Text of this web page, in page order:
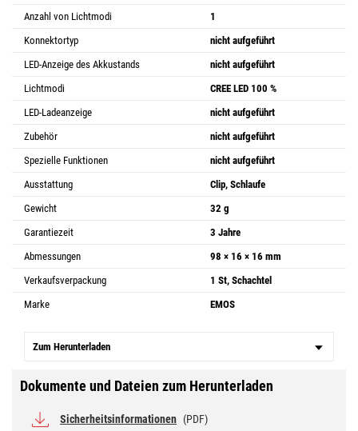
Anzahl von Lichtmodi
1
Konnektortyp
nicht aufgeführt
LED-Anzeige des Akkustands
nicht aufgeführt
Lichtmodi
CREE LED 100 %
LED-Ladeanzeige
nicht aufgeführt
Zubehör
nicht aufgeführt
Spezielle Funktionen
nicht aufgeführt
Ausstattung
Clip, Schlaufe
Gewicht
32 g
Garantiezeit
3 Jahre
Abmessungen
98 × 16 × 16 mm
Verkaufsverpackung
1 St, Schachtel
Marke
EMOS
Zum Herunterladen
Dokumente und Dateien zum Herunterladen
Sicherheitsinformationen (PDF)